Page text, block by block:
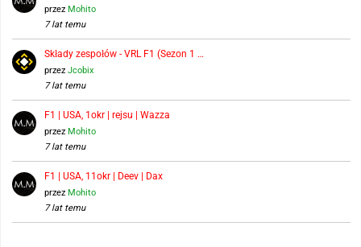
przez Mohito
7 lat temu
Składy zespołów - VRL F1 (Sezon 1 …
przez Jcobix
7 lat temu
F1 | USA, 1okr | rejsu | Wazza
przez Mohito
7 lat temu
F1 | USA, 11okr | Deev | Dax
przez Mohito
7 lat temu